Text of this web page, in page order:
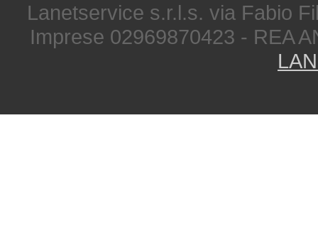
Lanetservice s.r.l.s. via Fabio
Imprese 02969870423 - REA